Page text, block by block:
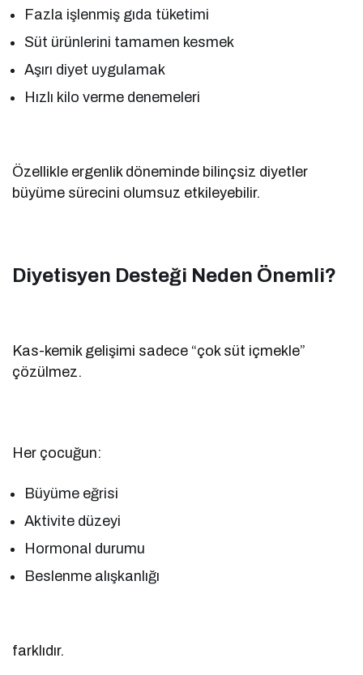
Fazla işlenmiş gıda tüketimi
Süt ürünlerini tamamen kesmek
Aşırı diyet uygulamak
Hızlı kilo verme denemeleri
Özellikle ergenlik döneminde bilinçsiz diyetler
büyüme sürecini olumsuz etkileyebilir.
Diyetisyen Desteği Neden Önemli?
Kas-kemik gelişimi sadece “çok süt içmekle”
çözülmez.
Her çocuğun:
Büyüme eğrisi
Aktivite düzeyi
Hormonal durumu
Beslenme alışkanlığı
farklıdır.